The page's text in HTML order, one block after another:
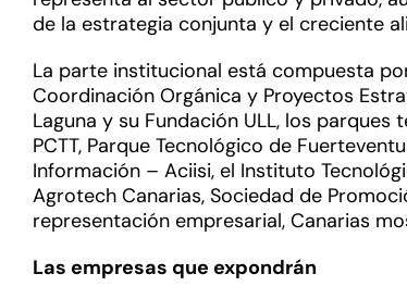
de la estrategia conjunta y el creciente
La parte institucional está compuesta
Coordinación Orgánica y Proyectos
Laguna y su Fundación ULL, los
PCTT, Parque Tecnológico de
Información – Aciisi, el Instituto
Agrotech Canarias, Sociedad de
representación empresarial, Canarias
Las empresas que expondrán